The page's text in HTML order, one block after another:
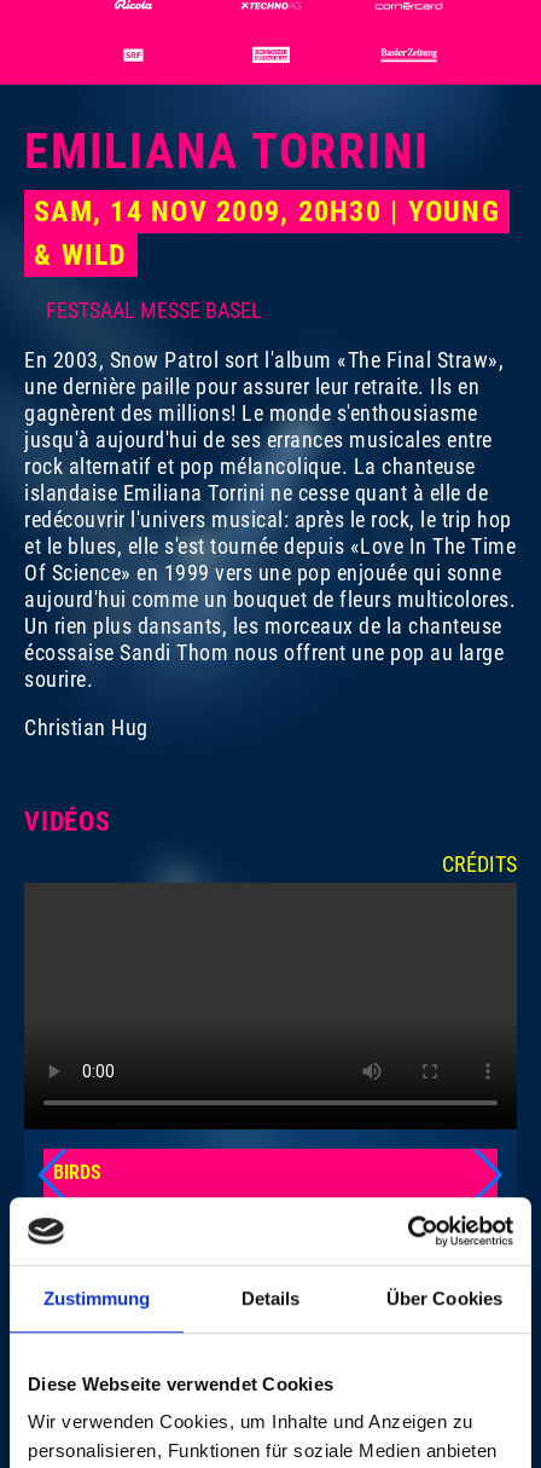
Zustimmung Details Über Cookies
Diese Webseite verwendet Cookies
Wir verwenden Cookies, um Inhalte und Anzeigen zu
personalisieren, Funktionen für soziale Medien anbieten
EMILIANA TORRINI
SAM, 14 NOV 2009, 20H30 | YOUNG
& WILD
FESTSAAL MESSE BASEL
En 2003, Snow Patrol sort l'album «The Final Straw»,
une dernière paille pour assurer leur retraite. Ils en
gagnèrent des millions! Le monde s'enthousiasme
jusqu'à aujourd'hui de ses errances musicales entre
rock alternatif et pop mélancolique. La chanteuse
islandaise Emiliana Torrini ne cesse quant à elle de
redécouvrir l'univers musical: après le rock, le trip hop
et le blues, elle s'est tournée depuis «Love In The Time
Of Science» en 1999 vers une pop enjouée qui sonne
aujourd'hui comme un bouquet de fleurs multicolores.
Un rien plus dansants, les morceaux de la chanteuse
écossaise Sandi Thom nous offrent une pop au large
sourire.
Christian Hug
VIDÉOS
CRÉDITS
BIRDS
GALERIE PHOTOS
Photo: Dominik Plüss
EMILIANA TORRINI
Photo:Marco Grob
EMILIANA TORRINI